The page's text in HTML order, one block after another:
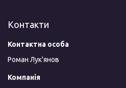
Контакти
Роман Лук'янов